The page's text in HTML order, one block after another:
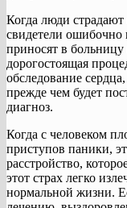
Когда люди
свидетели
приносят в
дорогостоящая
обследование
прежде чем будет
диагноз.
Когда с человеком
приступов паники,
расстройство,
этот страх легко
нормальной жизни.